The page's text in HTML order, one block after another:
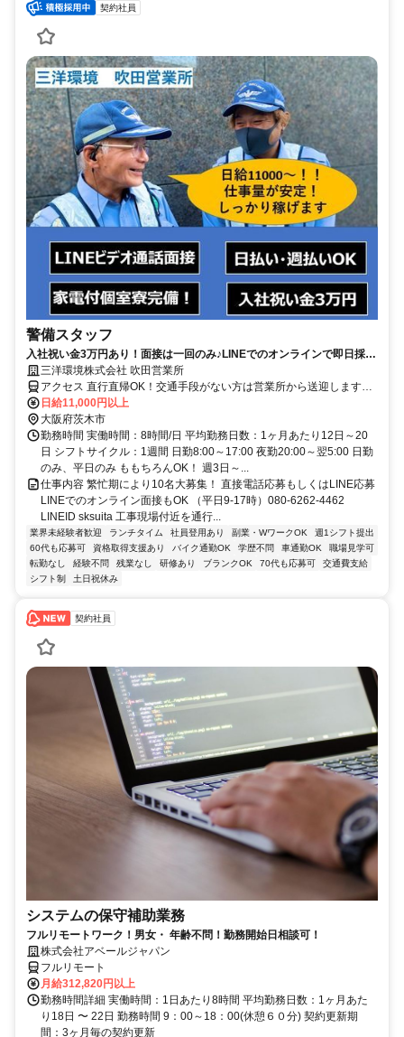
契約社員
警備スタッフ
入社祝い金3万円あり！面接は一回のみ♪LINEでのオンラインで即日採
用！！日払いもOK
三洋環境株式会社 吹田営業所
アクセス 直行直帰OK！交通手段がない方は営業所から送迎します。
交通費は実費支給(会社もしくは現場まで)
日給11,000円以上
大阪府茨木市
勤務時間 実働時間：8時間/日 平均勤務日数：1ヶ月あたり12日～20
日 シフトサイクル：1週間 日勤8:00～17:00 夜勤20:00～翌5:00 日勤
のみ、平日のみ ももちろんOK！ 週3日～...
仕事内容 繁忙期により10名大募集！ 直接電話応募もしくはLINE応募
LINEでのオンライン面接もOK （平日9-17時）080-6262-4462
LINEID sksuita 工事現場付近を通行...
業界未経験者歓迎 ランチタイム 社員登用あり 副業・WワークOK
週1シフト提出
60代も応募可
資格取得支援あり バイク通勤OK 学歴不問 車通勤OK
職場見学可
転勤なし
経験不問 残業なし 研修あり ブランクOK 70代も応募可
交通費支給
シフト制
土日祝休み
契約社員
システムの保守補助業務
フルリモートワーク！男女・ 年齢不問！勤務開始日相談可！
株式会社アベールジャパン
フルリモート
月給312,820円以上
勤務時間詳細 実働時間：1日あたり8時間 平均勤務日数：1ヶ月あた
り18日 〜 22日 勤務時間 9：00～18：00(休憩６０分) 契約更新期
間：3ヶ月毎の契約更新